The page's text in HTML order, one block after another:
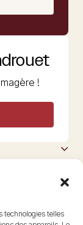
technologies telles
!